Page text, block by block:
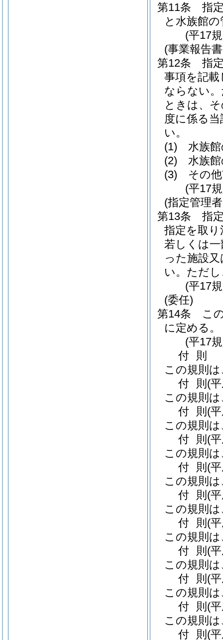
第11条
指
と水族館
(平17
(事業報告
第12条
指
事項を記
ならない。
ときは、
度に係る
い。
(1)
水族
(2)
水族
(3)
その
(平17
(指定管理
第13条
指
指定を取
若しくは
った施設
い。 ただ
(平17
(委任)
第14条
こ
に定める。
(平17
付 則
この規則
付 則 (
この規則
付 則 (
この規則
付 則 (
この規則
付 則 (
この規則
付 則 (
この規則
付 則 (
この規則
付 則 (
この規則
付 則 (
この規則
付 則 (
この規則
付 則 (